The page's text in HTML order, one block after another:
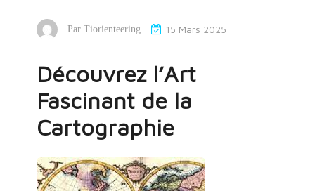
Par Tiorienteering 15 Mars 2025
Découvrez l’Art
Fascinant de la
Cartographie